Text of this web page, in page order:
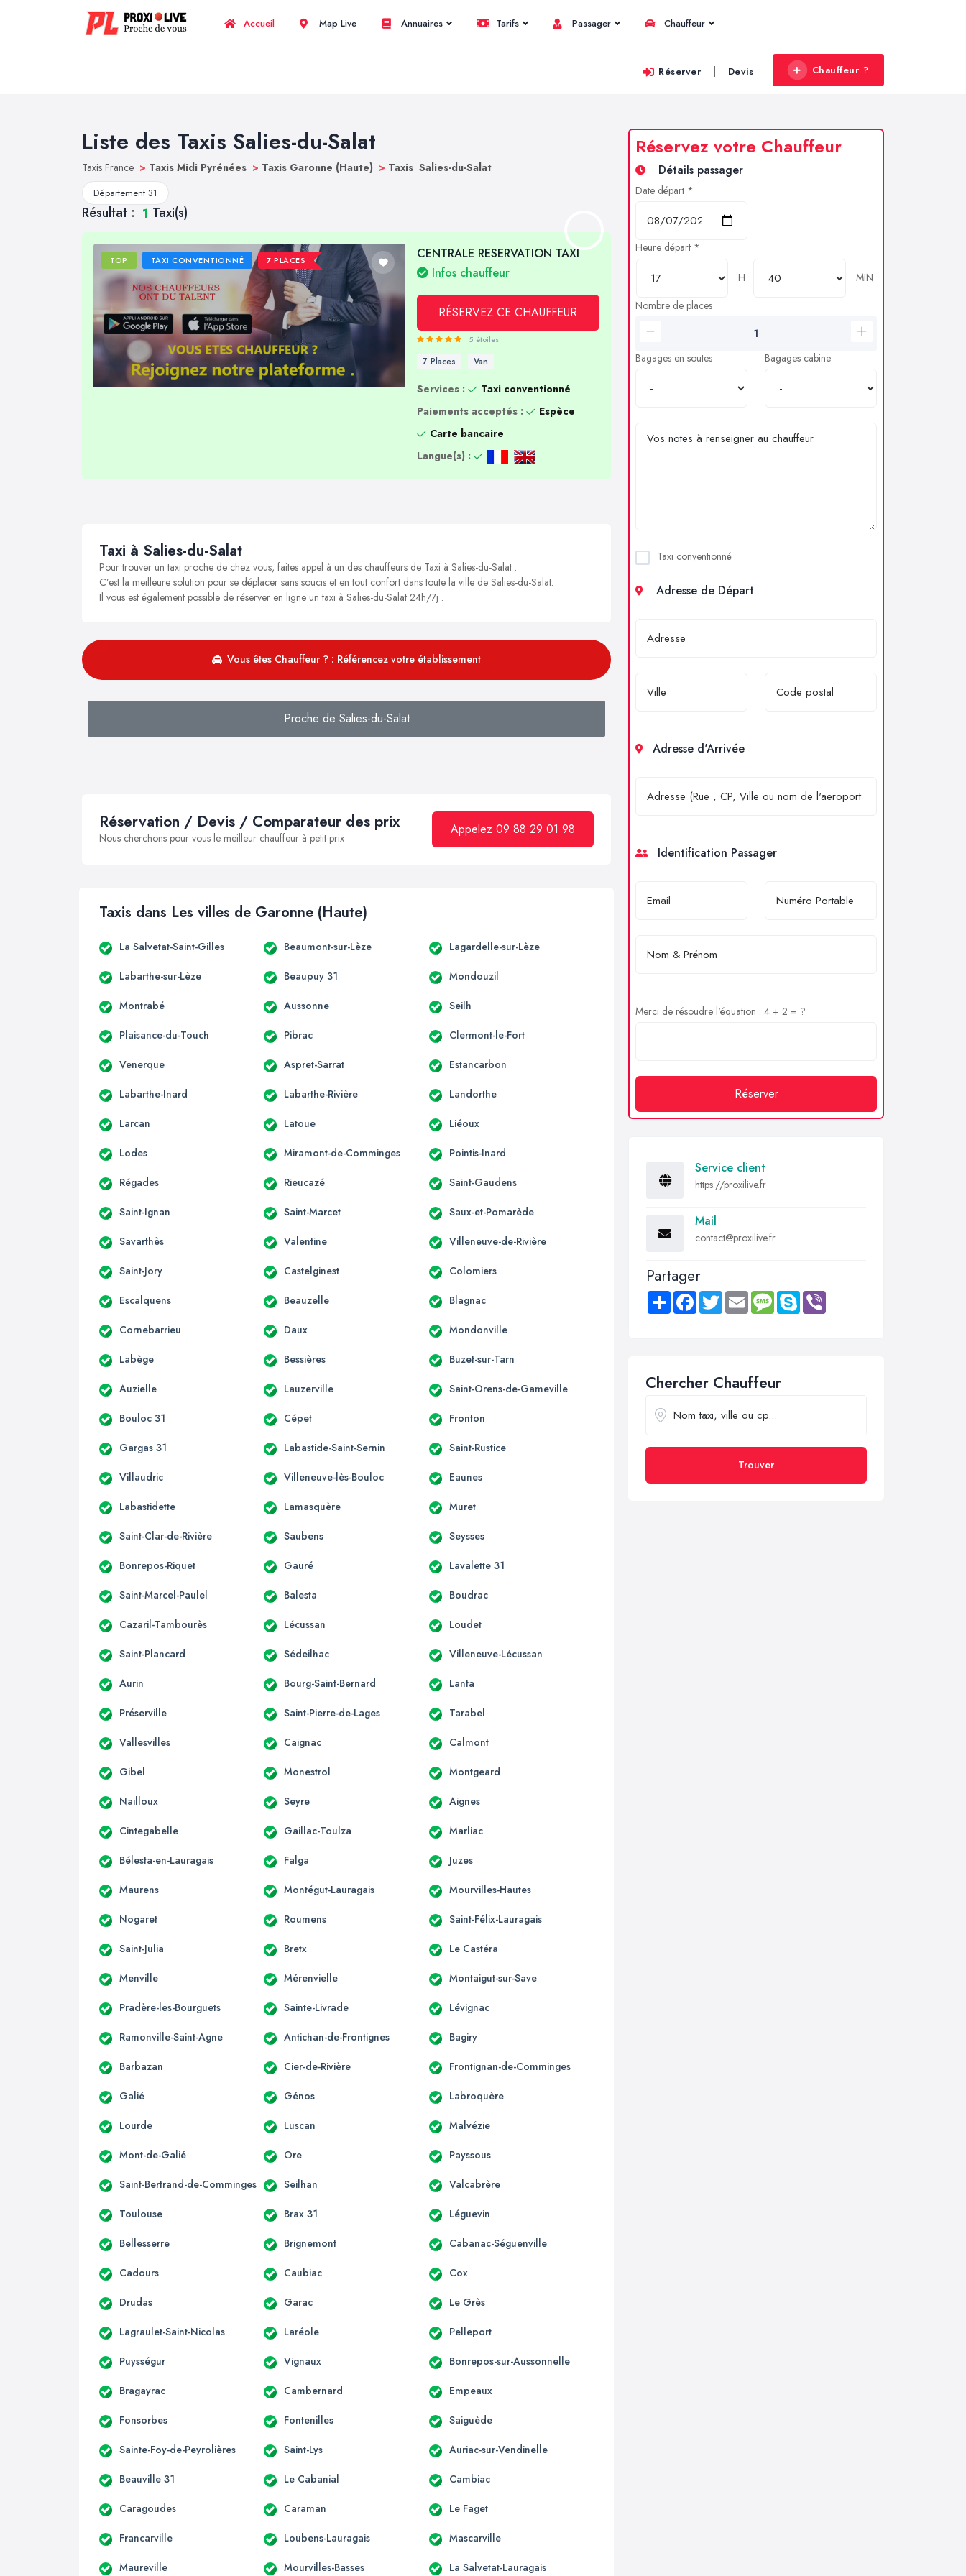
Accueil Map Live Annuaires Tarifs Passager Chauffeur
Réserver | Devis Chauffeur ?
Liste des Taxis Salies-du-Salat
Taxis France > Taxis Midi Pyrénées > Taxis Garonne (Haute) > Taxis Salies-du-Salat
Département 31
Résultat : 1 Taxi(s)
TOP TAXI CONVENTIONNÉ 7 PLACES
CENTRALE RESERVATION TAXI
Infos chauffeur
RÉSERVEZ CE CHAUFFEUR
5 étoiles
7 Places Van
Services :
Taxi conventionné
Paiements acceptés :
Espèce
Carte bancaire
Langue(s) :
Taxi à Salies-du-Salat
Pour trouver un taxi proche de chez vous, faites appel à un des chauffeurs de Taxi à Salies-du-Salat .
C’est la meilleure solution pour se déplacer sans soucis et en tout confort dans toute la ville de Salies-du-Salat.
Il vous est également possible de réserver en ligne un taxi à Salies-du-Salat 24h/7j .
Vous êtes Chauffeur ? : Référencez votre établissement
Proche de Salies-du-Salat
Réservation / Devis / Comparateur des prix
Nous cherchons pour vous le meilleur chauffeur à petit prix
Appelez 09 88 29 01 98
Taxis dans Les villes de Garonne (Haute)
La Salvetat-Saint-Gilles Beaumont-sur-Lèze Lagardelle-sur-Lèze
Labarthe-sur-Lèze Beaupuy 31 Mondouzil
Montrabé Aussonne Seilh
Plaisance-du-Touch Pibrac Clermont-le-Fort
Venerque Aspret-Sarrat Estancarbon
Labarthe-Inard Labarthe-Rivière Landorthe
Larcan Latoue Liéoux
Lodes Miramont-de-Comminges Pointis-Inard
Régades Rieucazé Saint-Gaudens
Saint-Ignan Saint-Marcet Saux-et-Pomarède
Savarthès Valentine Villeneuve-de-Rivière
Saint-Jory Castelginest Colomiers
Escalquens Beauzelle Blagnac
Cornebarrieu Daux Mondonville
Labège Bessières Buzet-sur-Tarn
Auzielle Lauzerville Saint-Orens-de-Gameville
Bouloc 31 Cépet Fronton
Gargas 31 Labastide-Saint-Sernin Saint-Rustice
Villaudric Villeneuve-lès-Bouloc Eaunes
Labastidette Lamasquère Muret
Saint-Clar-de-Rivière Saubens Seysses
Bonrepos-Riquet Gauré Lavalette 31
Saint-Marcel-Paulel Balesta Boudrac
Cazaril-Tambourès Lécussan Loudet
Saint-Plancard Sédeilhac Villeneuve-Lécussan
Aurin Bourg-Saint-Bernard Lanta
Préserville Saint-Pierre-de-Lages Tarabel
Vallesvilles Caignac Calmont
Gibel Monestrol Montgeard
Nailloux Seyre Aignes
Cintegabelle Gaillac-Toulza Marliac
Bélesta-en-Lauragais Falga Juzes
Maurens Montégut-Lauragais Mourvilles-Hautes
Nogaret Roumens Saint-Félix-Lauragais
Saint-Julia Bretx Le Castéra
Menville Mérenvielle Montaigut-sur-Save
Pradère-les-Bourguets Sainte-Livrade Lévignac
Ramonville-Saint-Agne Antichan-de-Frontignes Bagiry
Barbazan Cier-de-Rivière Frontignan-de-Comminges
Galié Génos Labroquère
Lourde Luscan Malvézie
Mont-de-Galié Ore Payssous
Saint-Bertrand-de-Comminges Seilhan Valcabrère
Toulouse Brax 31 Léguevin
Bellesserre Brignemont Cabanac-Séguenville
Cadours Caubiac Cox
Drudas Garac Le Grès
Lagraulet-Saint-Nicolas Laréole Pelleport
Puysségur Vignaux Bonrepos-sur-Aussonnelle
Bragayrac Cambernard Empeaux
Fonsorbes Fontenilles Saiguède
Sainte-Foy-de-Peyrolières Saint-Lys Auriac-sur-Vendinelle
Beauville 31 Le Cabanial Cambiac
Caragoudes Caraman Le Faget
Francarville Loubens-Lauragais Mascarville
Maureville Mourvilles-Basses La Salvetat-Lauragais
Réservez votre Chauffeur
Détails passager
Date départ *
Heure départ *
H
MIN
Nombre de places
Bagages en soutes Bagages cabine
Taxi conventionné
Adresse de Départ
Adresse d'Arrivée
Identification Passager
Merci de résoudre l'équation : 4 + 2 = ?
Réserver
Service client
https://proxilive.fr
Mail
contact@proxilive.fr
Partager
Share FacebookTwitter Email MessageSkype
Chercher Chauffeur
Trouver